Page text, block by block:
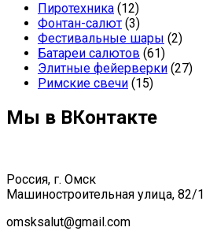
Пиротехника (12)
Фонтан-салют (3)
Фестивальные шары (2)
Батареи салютов (61)
Элитные фейерверки (27)
Римские свечи (15)
Мы в ВКонтакте
Россия, г. Омск
Машиностроительная улица, 82/1
omsksalut@gmail.com